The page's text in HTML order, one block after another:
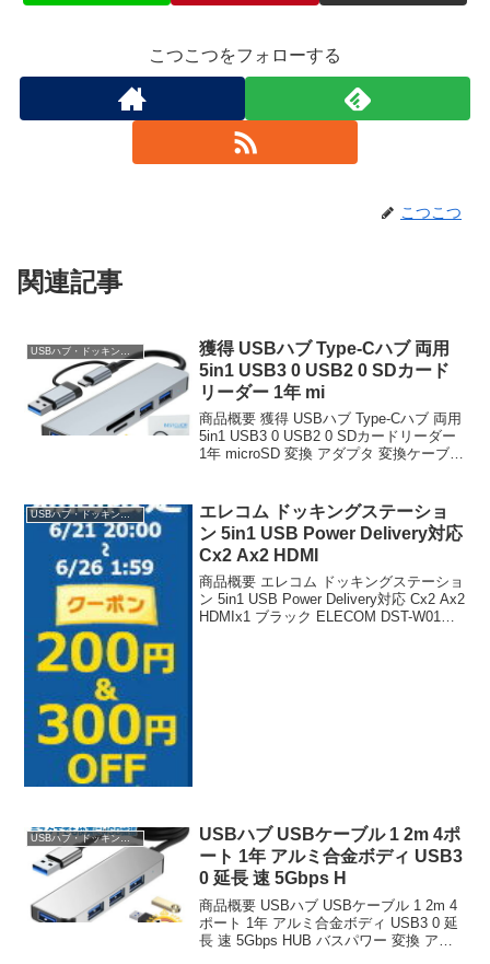
こつこつをフォローする
こつこつ
関連記事
獲得 USBハブ Type-Cハブ 両用
5in1 USB3 0 USB2 0 SDカード
リーダー 1年 mi
商品概要 獲得 USBハブ Type-Cハブ 両用
5in1 USB3 0 USB2 0 SDカードリーダー
1年 microSD 変換 アダプタ 変換ケーブル
USBハブ・ドッキングステーション
エレコム ドッキングステーショ
ン 5in1 USB Power Delivery対応
Cx2 Ax2 HDMI
商品概要 エレコム ドッキングステーショ
ン 5in1 USB Power Delivery対応 Cx2 Ax2
HDMIx1 ブラック ELECOM DST-W01の
USBハブ・ドッキングステーション
USBハブ USBケーブル 1 2m 4ポ
ート 1年 アルミ合金ボディ USB3
0 延長 速 5Gbps H
商品概要 USBハブ USBケーブル 1 2m 4
ポート 1年 アルミ合金ボディ USB3 0 延
長 速 5Gbps HUB バスパワー 変換 アダ